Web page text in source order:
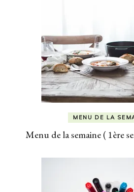
MENU DE LA
Menu de la semaine ( 1ère